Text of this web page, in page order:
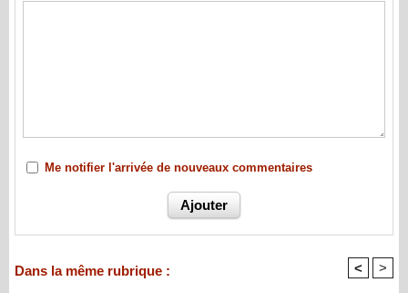
Me notifier l'arrivée de nouveaux commentaires
Dans la même rubrique : < >